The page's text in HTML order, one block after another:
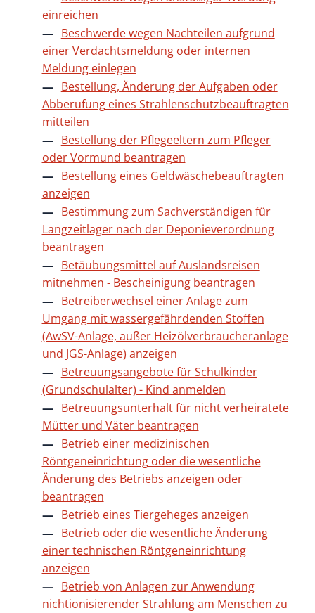
einreichen
Beschwerde wegen Nachteilen aufgrund
einer Verdachtsmeldung oder internen
Meldung einlegen
Bestellung, Änderung der Aufgaben oder
Abberufung eines Strahlenschutzbeauftragten
mitteilen
Bestellung der Pflegeeltern zum Pfleger
oder Vormund beantragen
Bestellung eines Geldwäschebeauftragten
anzeigen
Bestimmung zum Sachverständigen für
Langzeitlager nach der Deponieverordnung
beantragen
Betäubungsmittel auf Auslandsreisen
mitnehmen - Bescheinigung beantragen
Betreiberwechsel einer Anlage zum
Umgang mit wassergefährdenden Stoffen
(AwSV-Anlage, außer Heizölverbraucheranlage
und JGS-Anlage) anzeigen
Betreuungsangebote für Schulkinder
(Grundschulalter) - Kind anmelden
Betreuungsunterhalt für nicht verheiratete
Mütter und Väter beantragen
Betrieb einer medizinischen
Röntgeneinrichtung oder die wesentliche
Änderung des Betriebs anzeigen oder
beantragen
Betrieb eines Tiergeheges anzeigen
Betrieb oder die wesentliche Änderung
einer technischen Röntgeneinrichtung
anzeigen
Betrieb von Anlagen zur Anwendung
nichtionisierender Strahlung am Menschen zu